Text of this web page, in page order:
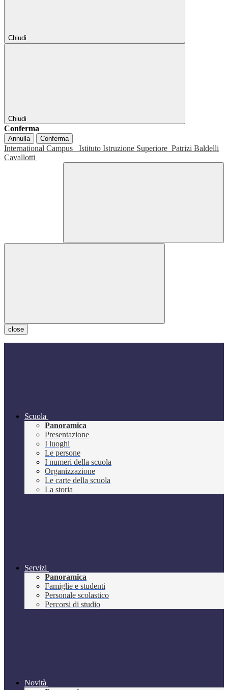
Chiudi
Chiudi
Conferma
Annulla Conferma
International Campus Istituto Istruzione Superiore Patrizi Baldelli
Cavallotti
close
Scuola
Panoramica
Presentazione
I luoghi
Le persone
I numeri della scuola
Organizzazione
Le carte della scuola
La storia
Servizi
Panoramica
Famiglie e studenti
Personale scolastico
Percorsi di studio
Novità